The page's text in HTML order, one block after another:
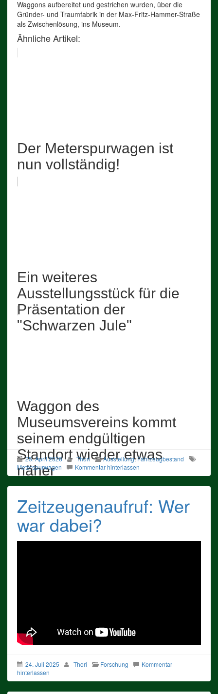
Waggons aufbereitet und gestrichen wurden, über die
Gründer- und Traumfabrik in der Max-Fritz-Hammer-Straße
als Zwischenlösung, ins Museum.
Ähnliche Artikel:
Der Meterspurwagen ist
nun vollständig!
Ein weiteres
Ausstellungsstück für die
Präsentation der
"Schwarzen Jule"
Waggon des
Museumsvereins kommt
seinem endgültigen
Standort wieder etwas
näher
25. April 2026 Thori Ausstellung,Fahrzeugbestand
Meterspurwagen
Kommentar hinterlassen
Zeitzeugenaufruf: Wer
war dabei?
24. Juli 2025 Thori Forschung
Kommentar
hinterlassen